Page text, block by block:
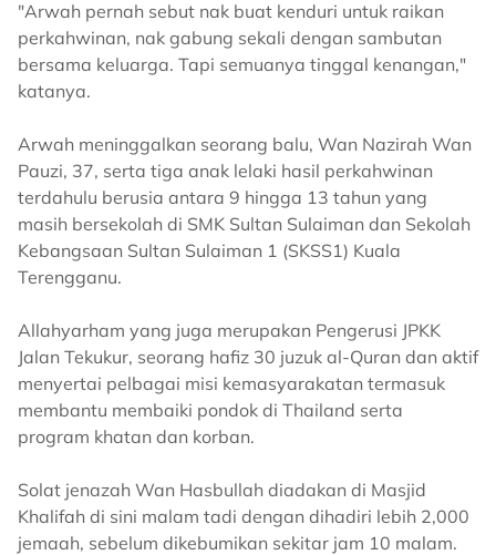
"Arwah pernah sebut nak buat kenduri untuk raikan
perkahwinan, nak gabung sekali dengan sambutan
bersama keluarga. Tapi semuanya tinggal kenangan,"
katanya.
Arwah meninggalkan seorang balu, Wan Nazirah Wan
Pauzi, 37, serta tiga anak lelaki hasil perkahwinan
terdahulu berusia antara 9 hingga 13 tahun yang
masih bersekolah di SMK Sultan Sulaiman dan Sekolah
Kebangsaan Sultan Sulaiman 1 (SKSS1) Kuala
Terengganu.
Allahyarham yang juga merupakan Pengerusi JPKK
Jalan Tekukur, seorang hafiz 30 juzuk al-Quran dan aktif
menyertai pelbagai misi kemasyarakatan termasuk
membantu membaiki pondok di Thailand serta
program khatan dan korban.
Solat jenazah Wan Hasbullah diadakan di Masjid
Khalifah di sini malam tadi dengan dihadiri lebih 2,000
jemaah, sebelum dikebumikan sekitar jam 10 malam.